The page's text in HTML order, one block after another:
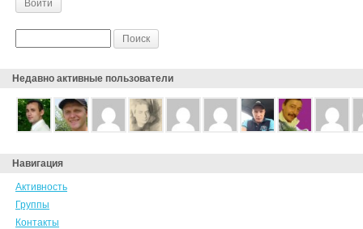
Недавно активные пользователи
Навигация
Активность
Группы
Контакты